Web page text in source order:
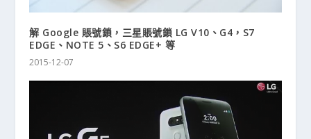
解 Google 賬號鎖，三星賬號鎖 LG V10、G4，S7
EDGE、NOTE 5、S6 EDGE+ 等
2015-12-07